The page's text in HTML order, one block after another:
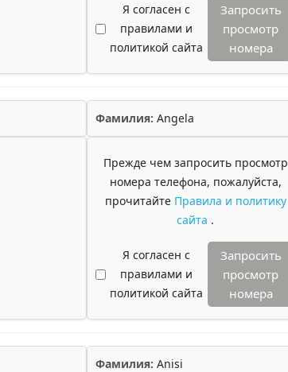
Я согласен с
правилами и
политикой сайта
Запросить
просмотр
номера
Фамилия: Angela
Прежде чем запросить просмотр
номера телефона, пожалуйста,
прочитайте Правила и политику
сайта .
Я согласен с
правилами и
политикой сайта
Запросить
просмотр
номера
Фамилия: Anisi